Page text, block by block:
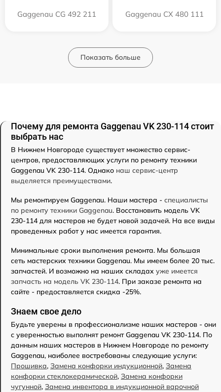
Gaggenau CG 492 211 Gaggenau CX 480 111
Показать больше
Почему для ремонта Gaggenau VK 230-114 стоит
выбрать нас
В Нижнем Новгороде существует множество сервис-
центров, предоставляющих услуги по ремонту техники
Gaggenau VK 230-114. Однако наш сервис-центр
выделяется преимуществами.
Мы ремонтируем Gaggenau. Наши мастера - специалисты
по ремонту техники Gaggenau. Восстановить модель VK
230-114 для мастеров не будет новой задачей. На все виды
проведенных работ у нас имеется гарантия.
Минимальные сроки выполнения ремонта. Мы большая
сеть мастерских техники Gaggenau. Мы имеем более 20 тыс.
запчастей. И возможно на наших складах уже имеется
запчасть на модель VK 230-114. При заказе ремонта на
сайте - предоставляется скидка -25%.
Знаем свое дело
Будьте уверены в профессионализме наших мастеров - они
с уверенностью выполнят ремонт Gaggenau VK 230-114. По
данным наших мастеров в Нижнем Новгороде по ремонту
Gaggenau, наиболее востребованы следующие услуги:
Прошивка, Замена конфорки индукционной, Замена
конфорки стеклокерамической, Замена конфорки
чугунной, Замена инвентора в индукционной варочной